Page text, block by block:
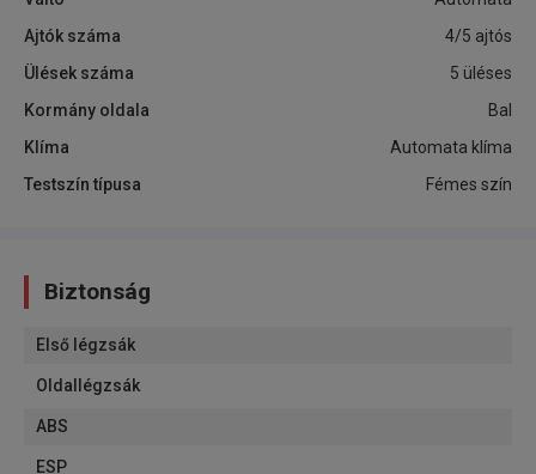
Ajtók száma
4/5 ajtós
Ülések száma
5 üléses
Kormány oldala
Bal
Klíma
Automata klíma
Testszín típusa
Fémes szín
Biztonság
Első légzsák
Oldallégzsák
ABS
ESP